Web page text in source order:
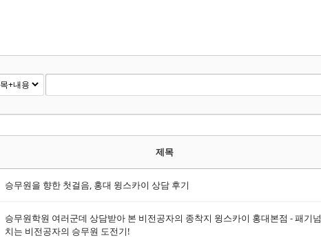
제목
승무원을 향한 첫걸음, 홍대 윙스카이 상담 후기
승무원학원 여러군데 상담받아 본 비전공자의 종착지 윙스카이 홍대본점 - 패기넘
치는 비전공자의 승무원 도전기!